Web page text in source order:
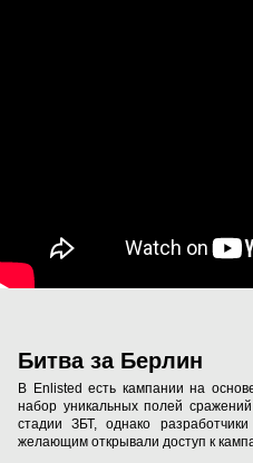
Битва за Берлин
В Enlisted есть кампании на
набор уникальных полей
стадии ЗБТ, однако
желающим открывали доступ к